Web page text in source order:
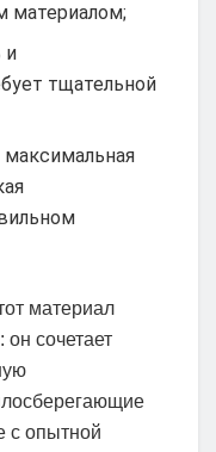
материалом;
и
тщательной
максимальная
материал
сочетает
с опытной